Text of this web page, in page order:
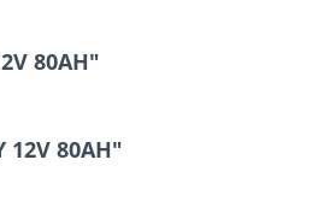
80AH"
12V 80AH"